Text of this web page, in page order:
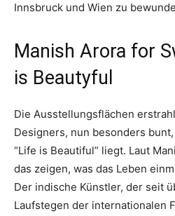
Innsbruck und Wien zu
Manish Arora for
is Beautyful
Die Ausstellungsflächen
Designers, nun besonders
“Life is Beautiful” liegt. Laut
das zeigen, was das Leben
Der indische Künstler, der seit
Laufstegen der internationalen